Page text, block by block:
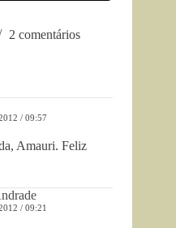
2 comentários
/ 09:57
Amauri. Feliz
/ 09:21